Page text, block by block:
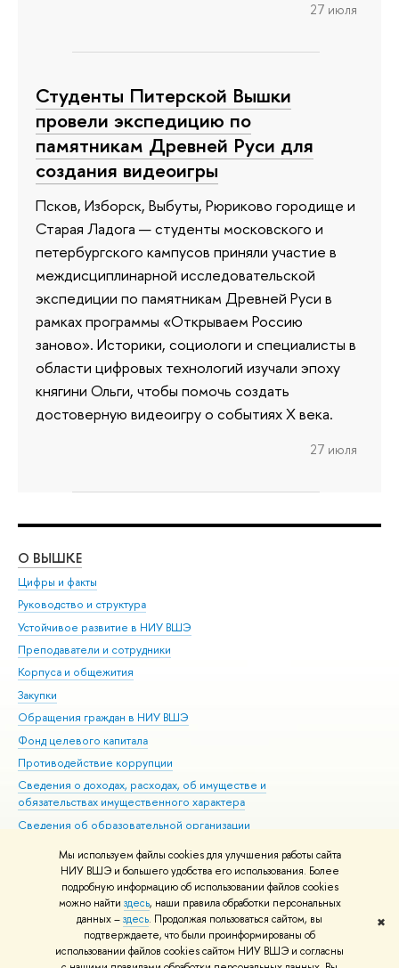
Мы используем файлы cookies для улучшения работы сайта
НИУ ВШЭ и большего удобства его использования. Более
подробную информацию об использовании файлов cookies
можно найти здесь, наши правила обработки персональных
данных –здесь. Продолжая пользоваться сайтом, вы
подтверждаете, что были проинформированы об
использовании файлов cookies сайтом НИУ ВШЭ и согласны
✖
27 июля
Студенты Питерской Вышки
провели экспедицию по
памятникам Древней Руси для
создания видеоигры
Псков, Изборск, Выбуты, Рюриково городище и
Старая Ладога — студенты московского и
петербургского кампусов приняли участие в
междисциплинарной исследовательской
экспедиции по памятникам Древней Руси в
рамках программы «Открываем Россию
заново». Историки, социологи и специалисты в
области цифровых технологий изучали эпоху
княгини Ольги, чтобы помочь создать
достоверную видеоигру о событиях X века.
27 июля
О ВЫШКЕ
Цифры и факты
Руководство и структура
Устойчивое развитие в НИУ ВШЭ
Преподаватели и сотрудники
Корпуса и общежития
Закупки
Обращения граждан в НИУ ВШЭ
Фонд целевого капитала
Противодействие коррупции
Сведения о доходах, расходах, об имуществе и
обязательствах имущественного характера
Сведения об образовательной организации
Людям с ограниченными возможностями здоровья
Единая платежная страница
Работа в Вышке
© НИУ ВШЭ 1993–2026 Адреса и контакты Условия использования